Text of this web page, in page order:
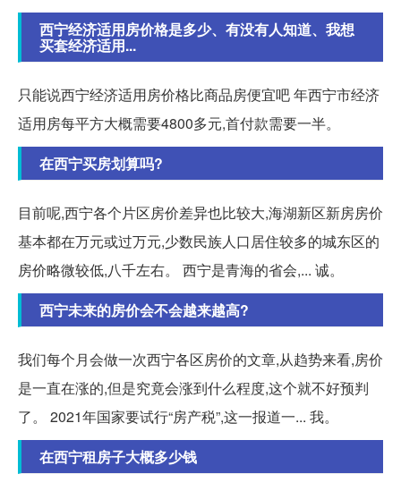
西宁经济适用房价格是多少、有没有人知道、我想
买套经济适用...
只能说西宁经济适用房价格比商品房便宜吧 年西宁市经济
适用房每平方大概需要4800多元,首付款需要一半。
在西宁买房划算吗?
目前呢,西宁各个片区房价差异也比较大,海湖新区新房房价
基本都在万元或过万元,少数民族人口居住较多的城东区的
房价略微较低,八千左右。 西宁是青海的省会,... 诚。
西宁未来的房价会不会越来越高?
我们每个月会做一次西宁各区房价的文章,从趋势来看,房价
是一直在涨的,但是究竟会涨到什么程度,这个就不好预判
了。 2021年国家要试行“房产税”,这一报道一... 我。
在西宁租房子大概多少钱